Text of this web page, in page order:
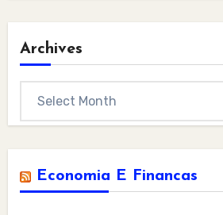
Archives
Economia E Financas